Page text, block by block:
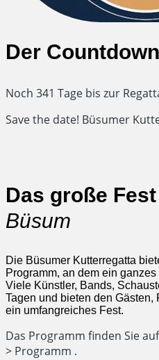
Der
Noch 341 Tage bis zur
Save the date! Büsumer
Das große Fest
Büsum
Die Büsumer Kutterregatta
Programm, an dem ein
Viele Künstler, Bands,
Tagen und bieten den
ein umfangreiches Fest.
Das Programm finden Sie
> Programm .